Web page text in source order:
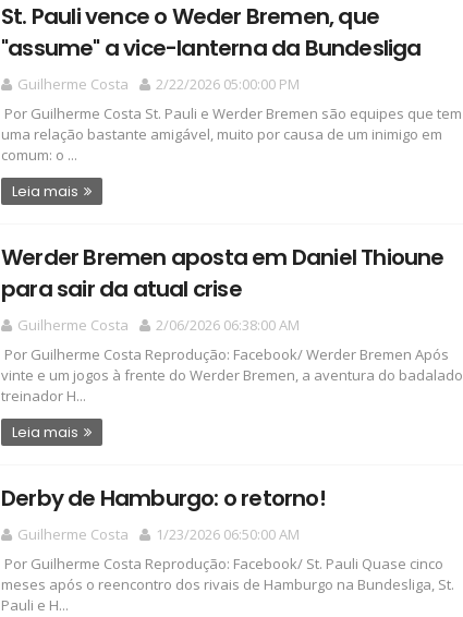
St. Pauli vence o Weder Bremen, que
"assume" a vice-lanterna da Bundesliga
Guilherme Costa
2/22/2026 05:00:00 PM
Por Guilherme Costa St. Pauli e Werder Bremen são equipes que tem
uma relação bastante amigável, muito por causa de um inimigo em
comum: o ...
Leia mais
Werder Bremen aposta em Daniel Thioune
para sair da atual crise
Guilherme Costa
2/06/2026 06:38:00 AM
Por Guilherme Costa Reprodução: Facebook/ Werder Bremen Após
vinte e um jogos à frente do Werder Bremen, a aventura do badalado
treinador H...
Leia mais
Derby de Hamburgo: o retorno!
Guilherme Costa
1/23/2026 06:50:00 AM
Por Guilherme Costa Reprodução: Facebook/ St. Pauli Quase cinco
meses após o reencontro dos rivais de Hamburgo na Bundesliga, St.
Pauli e H...